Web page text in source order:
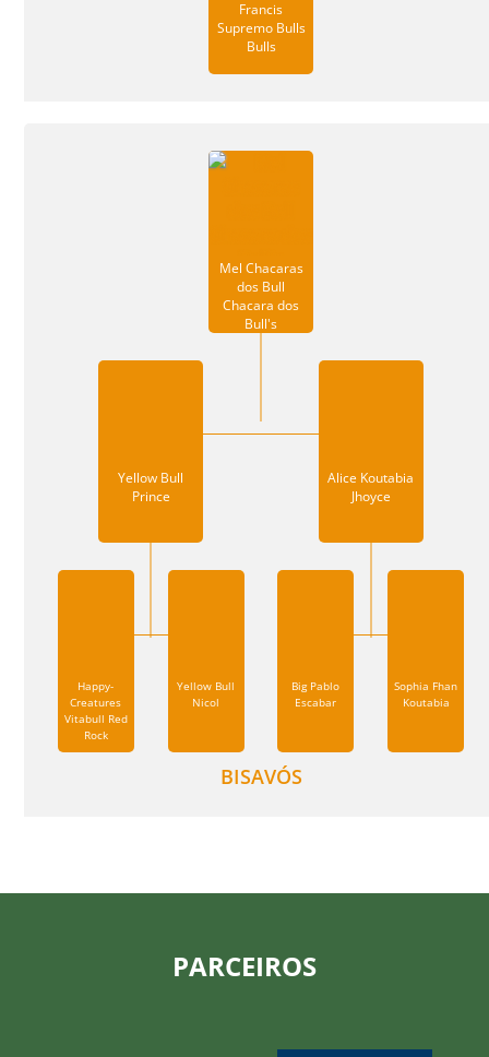
Francis
Supremo Bulls
Bulls
Mel Chacaras
dos Bull
Chacara dos
Bull's
Yellow Bull
Prince
Alice Koutabia
Jhoyce
Happy-
Creatures
Vitabull Red
Rock
Yellow Bull
Nicol
Big Pablo
Escabar
Sophia Fhan
Koutabia
BISAVÓS
PARCEIROS